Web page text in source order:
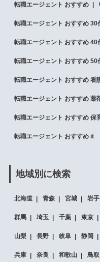
転職エージェント おすすめ
転職エージェント おすすめ 30
転職エージェント おすすめ 40
転職エージェント おすすめ 50
転職エージェント おすすめ 看
転職エージェント おすすめ 薬
転職エージェント おすすめ 保
転職エージェント おすすめ it
地域別に検索
北海道 青森 宮城 岩手
群馬 埼玉 千葉 東京
山梨 長野 岐阜 静岡
兵庫 奈良 和歌山 鳥取